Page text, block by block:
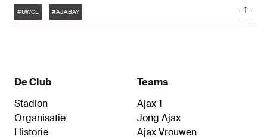
mag je geen genoegen nemen met een
nederlaag. Aan de andere kant is er ook trots
Tags
#UWCL #AJABAY
De Club
Stadion
Organisatie
Historie
Teams
Ajax 1
Jong Ajax
Ajax Vrouwen